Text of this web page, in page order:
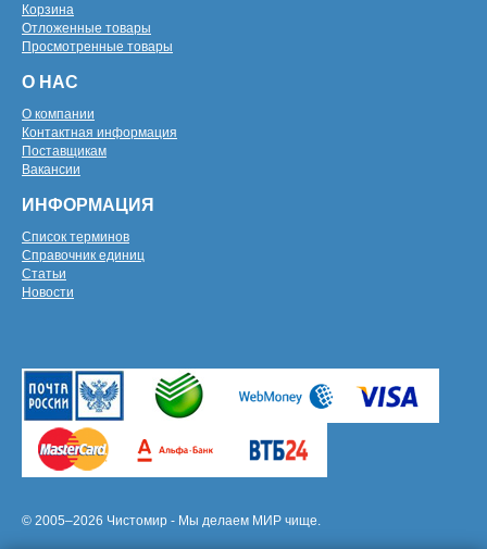
Корзина
Отложенные товары
Просмотренные товары
О НАС
О компании
Контактная информация
Поставщикам
Вакансии
ИНФОРМАЦИЯ
Список терминов
Справочник единиц
Статьи
Новости
© 2005–2026 Чистомир - Мы делаем МИР чище.